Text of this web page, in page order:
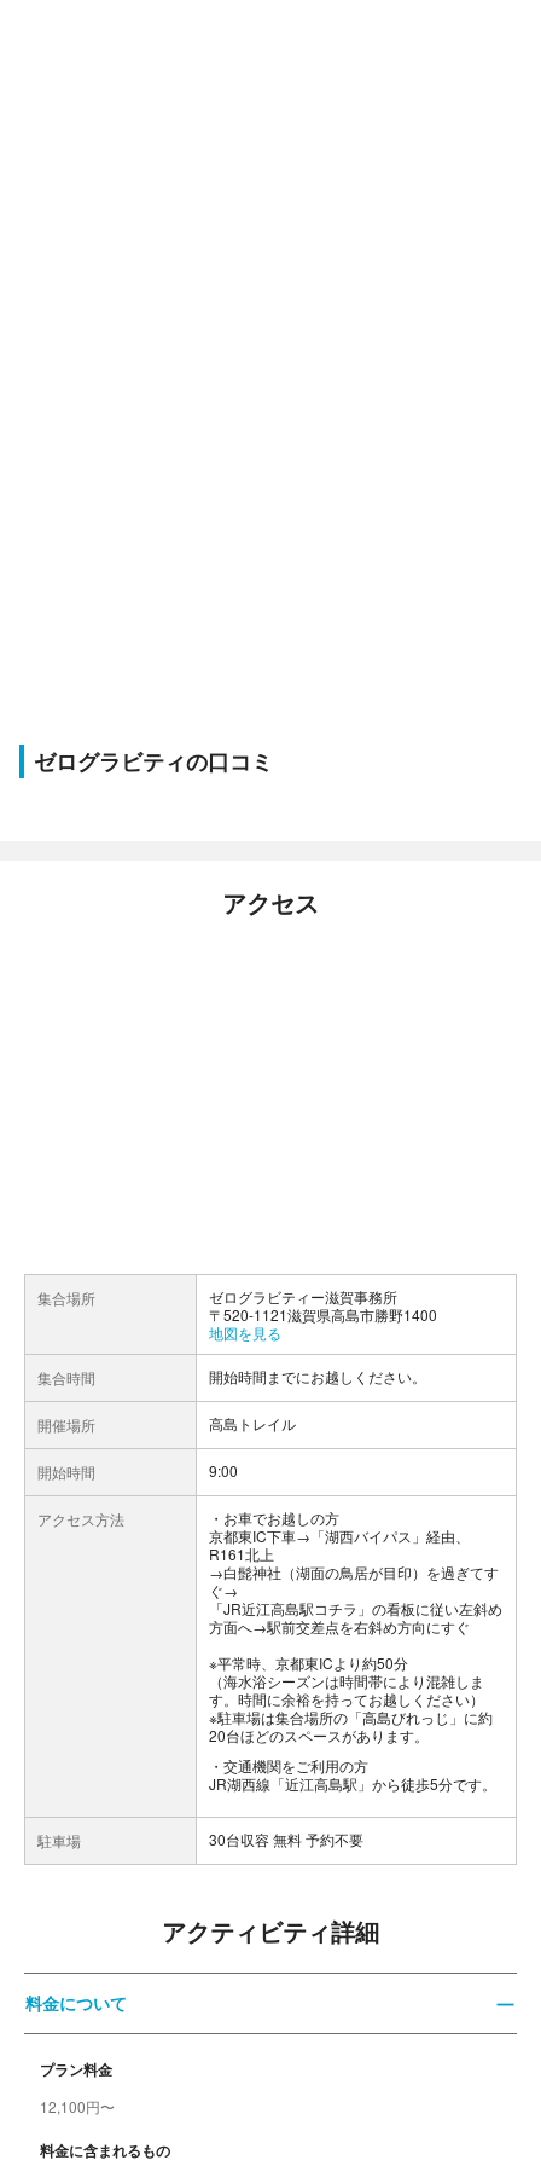
ゼログラビティの口コミ
アクセス
集合場所
ゼログラビティー滋賀事務所
〒520-1121滋賀県高島市勝野1400
地図を見る
集合時間 開始時間までにお越しください。
開催場所 高島トレイル
開始時間 9:00
アクセス方法
お車でお越しの方
京都東IC下車→「湖西バイパス」経由、
R161北上
→白髭神社（湖面の鳥居が目印）を過ぎてす
ぐ→
「JR近江高島駅コチラ」の看板に従い左斜め
方面へ→駅前交差点を右斜め方向にすぐ
※平常時、京都東ICより約50分
（海水浴シーズンは時間帯により混雑しま
す。時間に余裕を持ってお越しください）
※駐車場は集合場所の「高島びれっじ」に約
20台ほどのスペースがあります。
交通機関をご利用の方
JR湖西線「近江高島駅」から徒歩5分です。
駐車場 30台収容 無料 予約不要
アクティビティ詳細
料金について
プラン料金
12,100円〜
料金に含まれるもの